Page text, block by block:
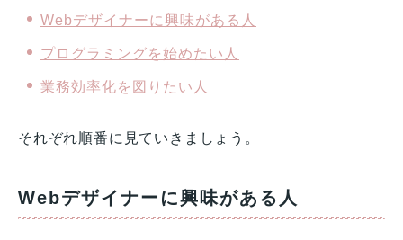
Webデザイナーに興味がある人
プログラミングを始めたい人
業務効率化を図りたい人
それぞれ順番に見ていきましょう。
Webデザイナーに興味がある人